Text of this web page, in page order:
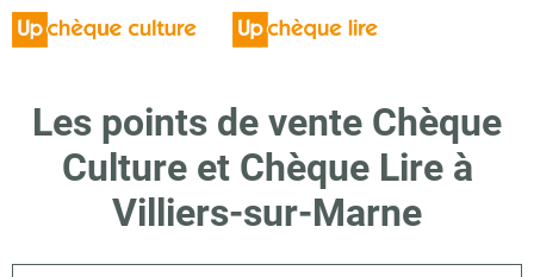
Les points de vente Chèque
Culture et Chèque Lire à
Villiers-sur-Marne